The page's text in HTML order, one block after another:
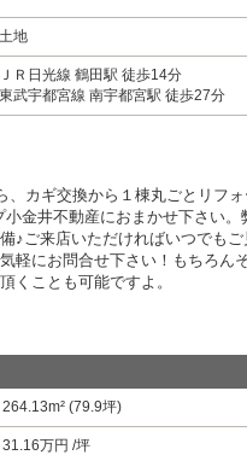
土地
ＪＲ日光線 鶴田駅 徒歩14分
東武宇都宮線 南宇都宮駅 徒歩27分
、カギ交換から１棟丸ごとリフォ
小金井不動産におまかせ下さい
♪ご来店いただければいつでもご
軽にお問合せ下さい！もちろん
くことも可能ですよ。
264.13m² (79.9坪)
31.16万円 /坪